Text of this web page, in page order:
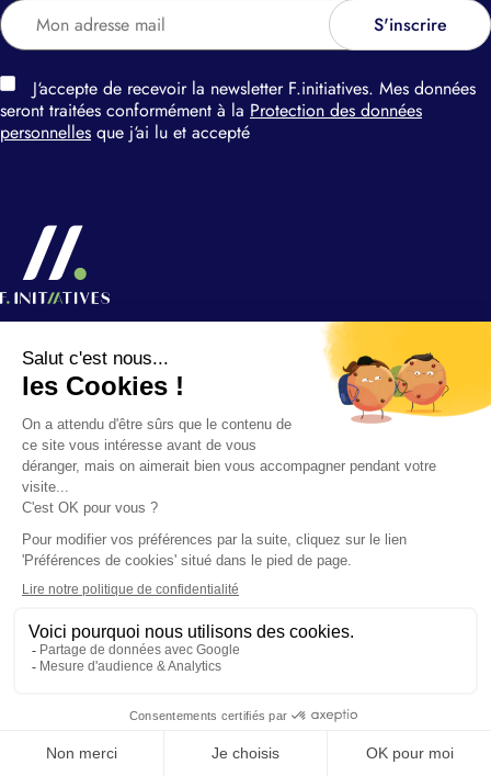
J‘accepte de recevoir la newsletter F.initiatives. Mes données
seront traitées conformément à la Protection des données
personnelles que j‘ai lu et accepté
Nous contacter
Nos expertises
F.initiatives
Agences
Nous contacter
Nous contacter
+33 (0)1 80 18 88 00